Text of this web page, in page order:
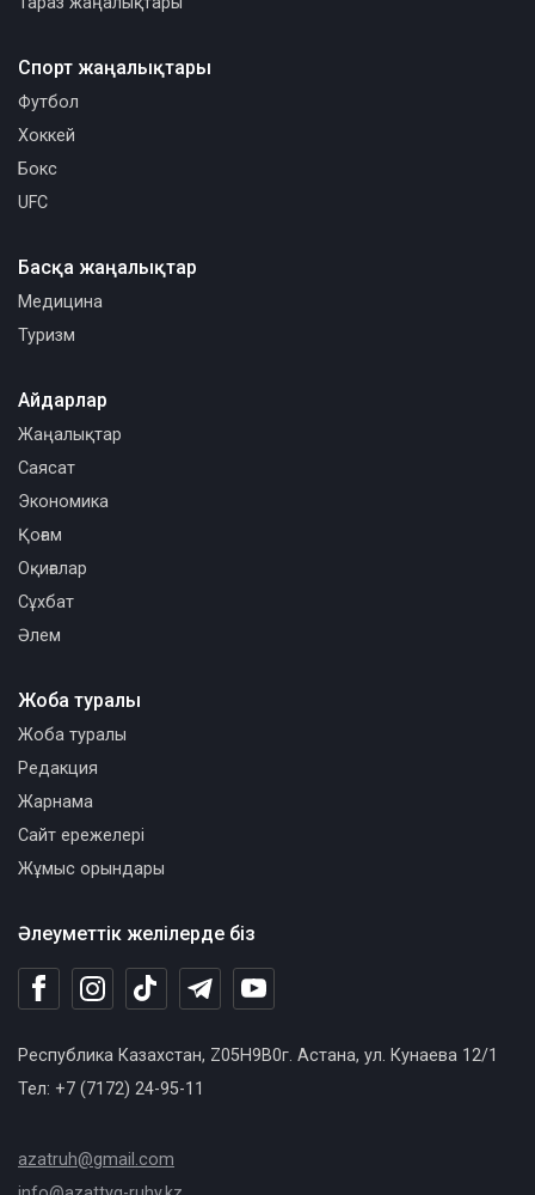
Спорт жаңалықтары
Футбол
Хоккей
Бокс
UFC
Басқа жаңалықтар
Медицина
Туризм
Әлеуметтік желілерде біз
Республика Казахстан, Z05H9B0г. Астана, ул. Кунаева 12/1
Тел: +7 (7172) 24-95-11
azatruh@gmail.com
Айдарлар
Жаңалықтар
Саясат
Экономика
Қоғам
Оқиғалар
Сұхбат
Әлем
Жоба туралы
Жоба туралы
Редакция
Жарнама
Сайт ережелері
Жұмыс орындары